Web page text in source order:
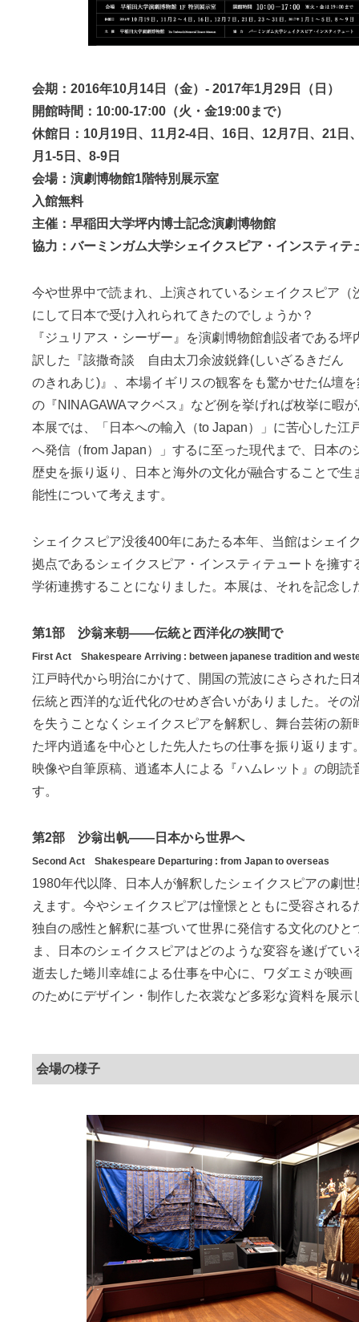
会期：2016年10月14日（金）- 2017年1月29日（日）
開館時間：10:00-17:00（火・金19:00まで）
休館日：10月19日、11月2-4日、16日、12月7日、21日
月1-5日、8-9日
会場：演劇博物館1階特別展示室
入館無料
主催：早稲田大学坪内博士記念演劇博物館
協力：バーミンガム大学シェイクスピア・インスティテ
今や世界中で読まれ、上演されているシェイクスピア（
にして日本で受け入れられてきたのでしょうか？
『ジュリアス・シーザー』を演劇博物館創設者である
訳した『該撒奇談 自由太刀余波鋭鋒(しいざるきだん
のきれあじ)』、本場イギリスの観客をも驚かせた仏壇
の『NINAGAWAマクベス』など例を挙げれば枚挙に暇
本展では、「日本への輸入（to Japan）」に苦心した江
へ発信（from Japan）」するに至った現代まで、日本の
歴史を振り返り、日本と海外の文化が融合することで生
能性について考えます。
シェイクスピア没後400年にあたる本年、当館はシェイ
拠点であるシェイクスピア・インスティテュートを擁す
学術連携することになりました。本展は、それを記念し
第1部 沙翁来朝――伝統と西洋化の狭間で
First Act Shakespeare Arriving : between japanese tradition and
江戸時代から明治にかけて、開国の荒波にさらされた日
伝統と西洋的な近代化のせめぎ合いがありました。その
を失うことなくシェイクスピアを解釈し、舞台芸術の新
た坪内逍遙を中心とした先人たちの仕事を振り返ります
映像や自筆原稿、逍遙本人による『ハムレット』の朗読
す。
第2部 沙翁出帆――日本から世界へ
Second Act Shakespeare Departuring : from Japan to overseas
1980年代以降、日本人が解釈したシェイクスピアの劇
えます。今やシェイクスピアは憧憬とともに受容される
独自の感性と解釈に基づいて世界に発信する文化のひと
ま、日本のシェイクスピアはどのような変容を遂げてい
逝去した蜷川幸雄による仕事を中心に、ワダエミが映画
のためにデザイン・制作した衣裳など多彩な資料を展示
会場の様子